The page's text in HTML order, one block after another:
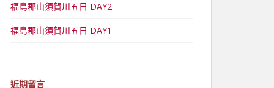
福島郡山須賀川五日 DAY2
福島郡山須賀川五日 DAY1
近期留言